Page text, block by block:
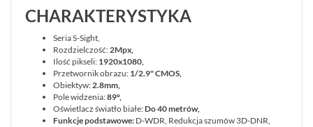
KONFIGURATOR
Informacje
AKTUALNOŚCI
KONTAKT
CENNIKI
OPROGRAMOWANIE
REKLAMACJE
DANE
SKLEPU
CHARAKTERYSTYKA
Seria S-Sight,
Rozdzielczość:2Mpx,
Ilość pikseli: 1920x1080,
Przetwornik obrazu: 1/2.9" CMOS,
Obiektyw:2.8mm,
Pole widzenia:89°,
Oświetlacz światło białe:Do 40 metrów,
Funkcje podstawowe: D-WDR, Redukcja szumów 3D-DNR,